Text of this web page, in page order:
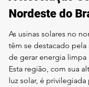
Nordeste do
As usinas solares no
têm se destacado pela
de gerar energia limpa
Esta região, com sua
luz solar, é privilegiada